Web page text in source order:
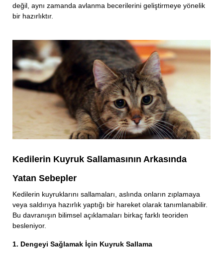
değil, aynı zamanda avlanma becerilerini geliştirmeye yönelik
bir hazırlıktır.
Kedilerin Kuyruk Sallamasının Arkasında
Yatan Sebepler
Kedilerin kuyruklarını sallamaları, aslında onların zıplamaya
veya saldırıya hazırlık yaptığı bir hareket olarak tanımlanabilir.
Bu davranışın bilimsel açıklamaları birkaç farklı teoriden
besleniyor.
1. Dengeyi Sağlamak İçin Kuyruk Sallama